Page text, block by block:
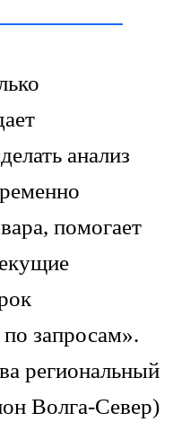
анализ
помогает
запросам».
региональный
Волга-Север)